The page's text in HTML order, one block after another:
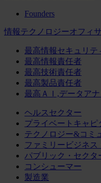
Founders
情報テクノロジーオフィ
最高情報セキュリテ
最高情報責任者
最高技術責任者
最高製品責任者
最高ＡＩ,データア
ヘルスセクター
プライベートキャピ
テクノロジー&コミ
ファミリービジネス
パブリック・セクタ
コンシューマー
製造業